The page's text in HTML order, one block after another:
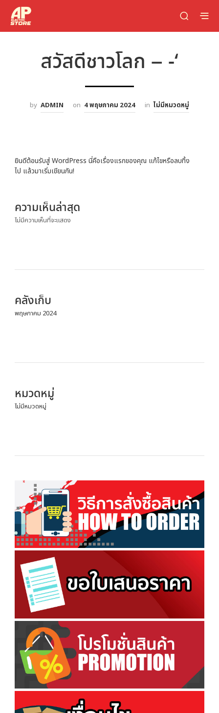
สวัสดีชาวโลก – -‘
by ADMIN on 4 พฤษภาคม 2024 in ไม่มีหมวดหมู่
ยินดีต้อนรับสู่ WordPress นี่คือเรื่องแรกของคุณ แก้ไขหรือลบทิ้ง
ไป แล้วมาเริ่มเขียนกัน!
ความเห็นล่าสุด
ไม่มีความเห็นที่จะแสดง
คลังเก็บ
พฤษภาคม 2024
หมวดหมู่
ไม่มีหมวดหมู่